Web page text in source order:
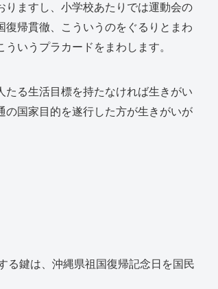
ますし、小学校あたりでは運動会の
帰貫徹、こういうのをぐるりとまわ
いうプラカードをまわします。
たる生活目標を持たなければ生きがい
国家目的を遂行した方が生きがいが
鍵は、沖縄県祖国復帰記念日を国民